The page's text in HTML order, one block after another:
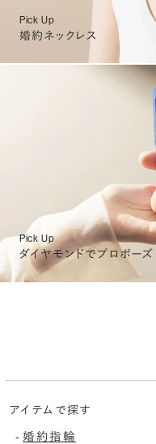
Pick Up
婚約ネックレス
Pick Up
ダイヤモンドでプロポーズ
アイテムで探す
-婚約指輪